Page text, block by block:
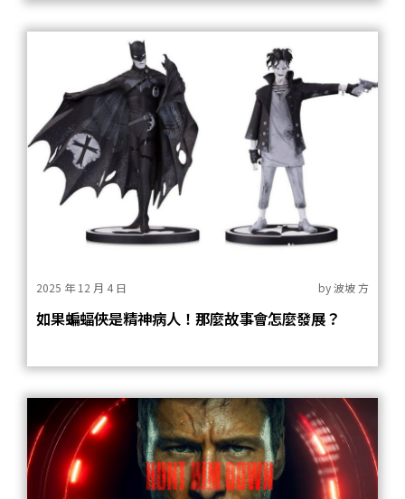
2025 年 12 月 4 日 by波坡 方
如果蝙蝠俠是精神病人！那麼故事會怎麼發展？